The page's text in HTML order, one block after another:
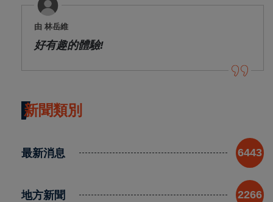
由 林岳維
好有趣的體驗!
新聞類別
最新消息 6443
地方新聞 2266